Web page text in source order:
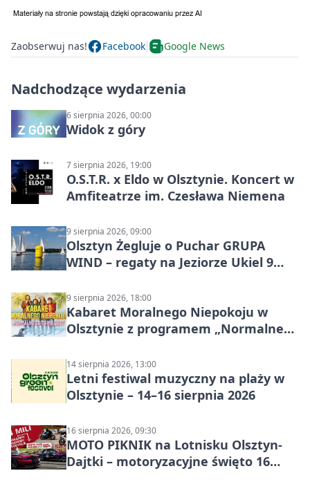
Zaobserwuj nas! Facebook Google News
Nadchodzące wydarzenia
6 sierpnia 2026, 00:00
Widok z góry
7 sierpnia 2026, 19:00
O.S.T.R. x Eldo w Olsztynie. Koncert w
Amfiteatrze im. Czesława Niemena
9 sierpnia 2026, 09:00
Olsztyn Żegluje o Puchar GRUPA
WIND – regaty na Jeziorze Ukiel 9
9 sierpnia 2026, 18:00
Kabaret Moralnego Niepokoju w
Olsztynie z programem „Normalne
14 sierpnia 2026, 13:00
Letni festiwal muzyczny na plaży w
Olsztynie – 14–16 sierpnia 2026
16 sierpnia 2026, 09:30
MOTO PIKNIK na Lotnisku Olsztyn-
Dajtki – motoryzacyjne święto 16